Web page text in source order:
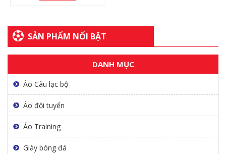
XEM THÊM
SẢN PHẨM NỔI BẬT
DANH MỤC
Áo Câu lạc bộ
Áo đội tuyển
Áo Training
Giày bóng đá